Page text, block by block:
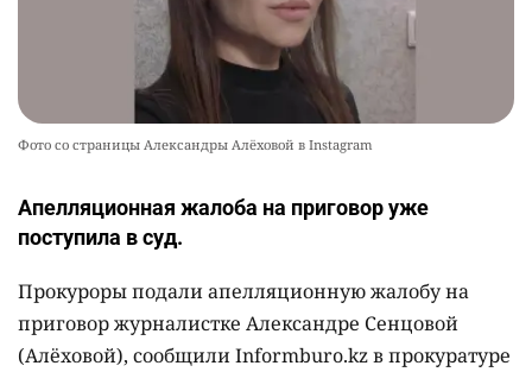
Фото со страницы Александры Алёховой в Instagram
Апелляционная жалоба на приговор уже
поступила в суд.
Прокуроры подали апелляционную жалобу на
приговор журналистке Александре Сенцовой
(Алёховой), сообщили Informburo.kz в прокуратуре